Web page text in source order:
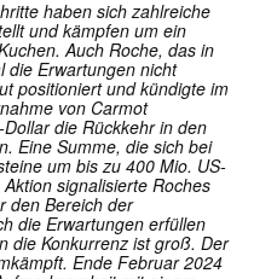
haben sich zahlreiche
und kämpfen um ein
Auch Roche, das in
die Erwartungen nicht
positioniert und kündigte im
von Carmot
die Rückkehr in den
Eine Summe, die sich bei
um bis zu 400 Mio. US-
signalisierte Roches
den Bereich der
die Erwartungen erfüllen
die Konkurrenz ist groß. Der
Ende Februar 2024